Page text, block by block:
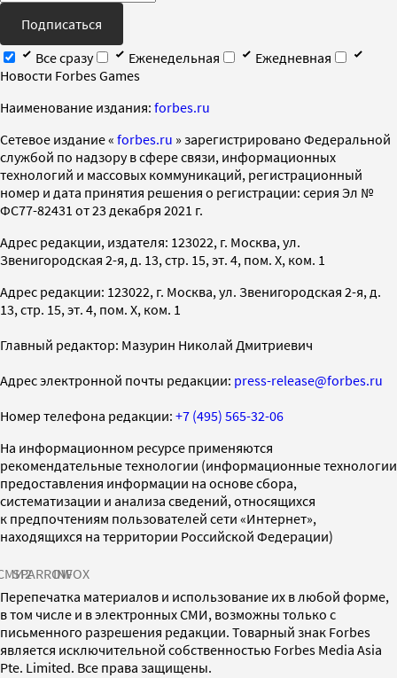
Подписаться
Все сразу
Еженедельная
Ежедневная
Новости Forbes Games
Наименование издания: forbes.ru
Cетевое издание « forbes.ru » зарегистрировано Федеральной
службой по надзору в сфере связи, информационных
технологий и массовых коммуникаций, регистрационный
номер и дата принятия решения о регистрации: серия Эл №
ФС77-82431 от 23 декабря 2021 г.
Адрес редакции, издателя: 123022, г. Москва, ул.
Звенигородская 2-я, д. 13, стр. 15, эт. 4, пом. X, ком. 1
Адрес редакции: 123022, г. Москва, ул. Звенигородская 2-я, д.
13, стр. 15, эт. 4, пом. X, ком. 1
Главный редактор: Мазурин Николай Дмитриевич
Адрес электронной почты редакции: press-release@forbes.ru
Номер телефона редакции: +7 (495) 565-32-06
На информационном ресурсе применяются
рекомендательные технологии (информационные технологии
предоставления информации на основе сбора,
систематизации и анализа сведений, относящихся
к предпочтениям пользователей сети «Интернет»,
находящихся на территории Российской Федерации)
SPARROWINFOX
Перепечатка материалов и использование их в любой форме,
в том числе и в электронных СМИ, возможны только с
письменного разрешения редакции. Товарный знак Forbes
является исключительной собственностью Forbes Media Asia
Pte. Limited. Все права защищены.